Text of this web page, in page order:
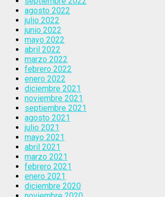
agosto 2022
julio 2022
junio 2022
mayo 2022
abril 2022
marzo 2022
febrero 2022
enero 2022
diciembre 2021
noviembre 2021
septiembre 2021
agosto 2021
julio 2021
mayo 2021
abril 2021
marzo 2021
febrero 2021
enero 2021
diciembre 2020